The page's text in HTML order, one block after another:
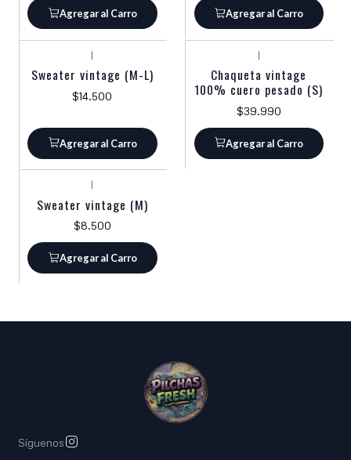
Agregar al Carro Agregar al Carro
|
Sweater vintage (M-L)
$14.500
Agregar al Carro
|
Chaqueta vintage
100% cuero pesado (S)
$39.990
Agregar al Carro
|
Sweater vintage (M)
$8.500
Agregar al Carro
Síguenos